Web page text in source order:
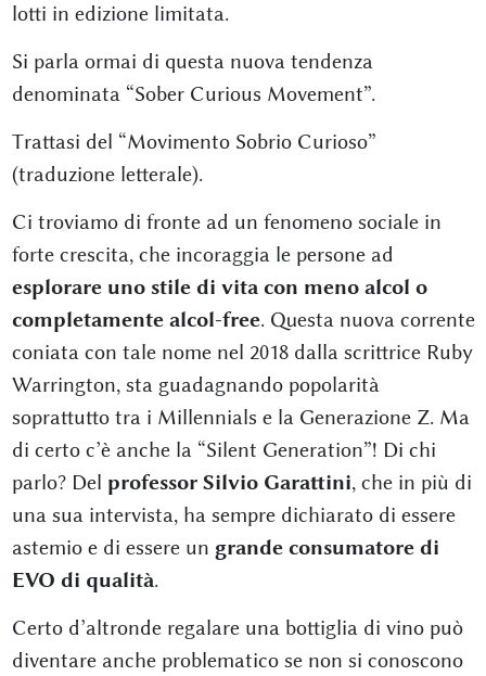
lotti in edizione limitata.
Si parla ormai di questa nuova tendenza
denominata “Sober Curious Movement”.
Trattasi del “Movimento Sobrio Curioso”
(traduzione letterale).
Ci troviamo di fronte ad un fenomeno sociale in
forte crescita, che incoraggia le persone ad
esplorare uno stile di vita con meno alcol o
completamente alcol-free. Questa nuova corrente
coniata con tale nome nel 2018 dalla scrittrice Ruby
Warrington, sta guadagnando popolarità
soprattutto tra i Millennials e la Generazione Z. Ma
di certo c’è anche la “Silent Generation”! Di chi
parlo? Del professor Silvio Garattini, che in più di
una sua intervista, ha sempre dichiarato di essere
astemio e di essere un grande consumatore di
EVO di qualità.
Certo d’altronde regalare una bottiglia di vino può
diventare anche problematico se non si conoscono